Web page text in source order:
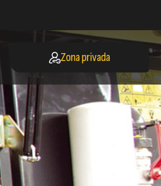
Zona privada